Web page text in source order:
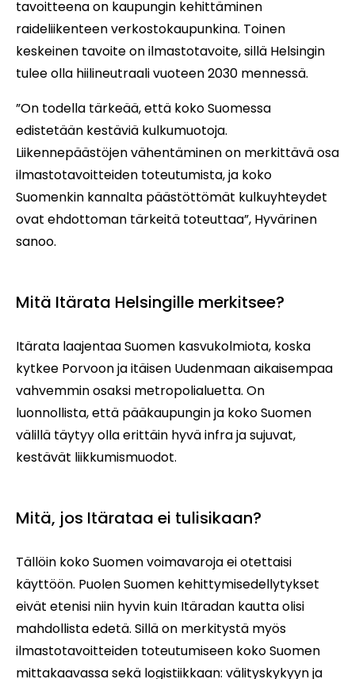
tavoitteena on kaupungin kehittäminen
raideliikenteen verkostokaupunkina. Toinen
keskeinen tavoite on ilmastotavoite, sillä Helsingin
tulee olla hiilineutraali vuoteen 2030 mennessä.
”On todella tärkeää, että koko Suomessa
edistetään kestäviä kulkumuotoja.
Liikennepäästöjen vähentäminen on merkittävä osa
ilmastotavoitteiden toteutumista, ja koko
Suomenkin kannalta päästöttömät kulkuyhteydet
ovat ehdottoman tärkeitä toteuttaa”, Hyvärinen
sanoo.
Mitä Itärata Helsingille merkitsee?
Itärata laajentaa Suomen kasvukolmiota, koska
kytkee Porvoon ja itäisen Uudenmaan aikaisempaa
vahvemmin osaksi metropolialuetta. On
luonnollista, että pääkaupungin ja koko Suomen
välillä täytyy olla erittäin hyvä infra ja sujuvat,
kestävät liikkumismuodot.
Mitä, jos Itärataa ei tulisikaan?
Tällöin koko Suomen voimavaroja ei otettaisi
käyttöön. Puolen Suomen kehittymisedellytykset
eivät etenisi niin hyvin kuin Itäradan kautta olisi
mahdollista edetä. Sillä on merkitystä myös
ilmastotavoitteiden toteutumiseen koko Suomen
mittakaavassa sekä logistiikkaan: välityskykyyn ja